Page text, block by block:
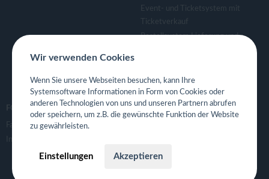
Event- und Ticketsystem mit
Ticketverkauf
Bestellsystem Lieferung und
Eigene App für Restaurant
FOLGE UNS
Facebook
Instagram
Wir verwenden Cookies
Wenn Sie unsere Webseiten besuchen, kann Ihre
Systemsoftware Informationen in Form von Cookies oder
anderen Technologien von uns und unseren Partnern abrufen
oder speichern, um z.B. die gewünschte Funktion der Website
zu gewährleisten.
Einstellungen Akzeptieren